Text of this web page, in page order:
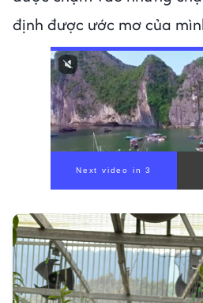
định được ước mơ của